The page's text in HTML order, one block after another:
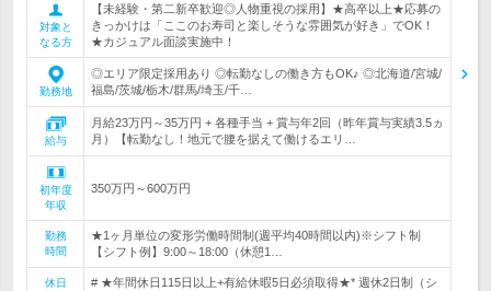
対象と
なる方
【未経験・第二新卒歓迎◎人物重視の採用】★高卒以上★応募の
きっかけは「ここのお寿司と楽しそうな雰囲気が好き」でOK！
★カジュアル面談実施中！
勤務地
◎エリア限定採用あり ◎転勤なしの働き方もOK♪ ◎北海道/宮城/
福島/茨城/栃木/群馬/埼玉/千…
給与
月給23万円～35万円 + 各種手当 + 賞与年2回（昨年賞与実績3.5ヵ
月）【転勤なし！地元で腰を据えて働けるエリ…
初年度
年収
350万円～600万円
勤務
時間
★1ヶ月単位の変形労働時間制(週平均40時間以内)※シフト制
【シフト例】9:00～18:00（休憩1…
休日
# ★年間休日115日以上+有給休暇5日必須取得★* 週休2日制（シ